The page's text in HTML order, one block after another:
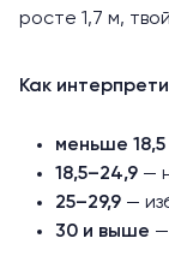
росте 1,7 м,
Как
меньше 18,5
18,5–24,9 —
25–29,9 —
30 и выше